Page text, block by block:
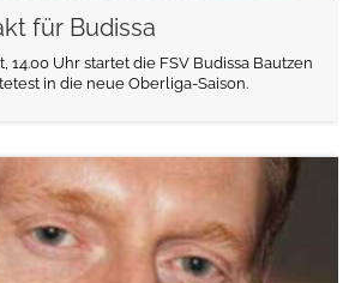
für Budissa
14.00 Uhr startet die FSV Budissa Bautzen
in die neue Oberliga-Saison.
weiterlesen